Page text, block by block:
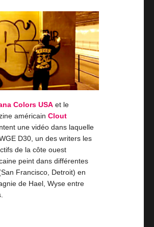
Colors USA et le
américainClout
une vidéo dans laquelle
D30, un des writers les
de la côte ouest
peint dans différentes
Francisco, Detroit) en
de Hael, Wyse entre